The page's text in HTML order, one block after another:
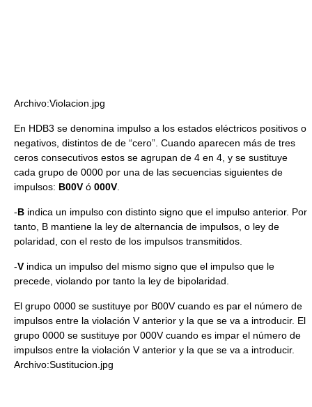
Archivo:Violacion.jpg
En HDB3 se denomina impulso a los estados eléctricos positivos o
negativos, distintos de de “cero”. Cuando aparecen más de tres
ceros consecutivos estos se agrupan de 4 en 4, y se sustituye
cada grupo de 0000 por una de las secuencias siguientes de
impulsos: B00V ó 000V
-B indica un impulso con distinto signo que el impulso anterior. Por
tanto, B mantiene la ley de alternancia de impulsos, o ley de
polaridad, con el resto de los impulsos transmitidos.
-V indica un impulso del mismo signo que el impulso que le
precede, violando por tanto la ley de bipolaridad.
El grupo 0000 se sustituye por B00V cuando es par el número de
impulsos entre la violación V anterior y la que se va a introducir. El
grupo 0000 se sustituye por 000V cuando es impar el número de
impulsos entre la violación V anterior y la que se va a introducir.
Archivo:Sustitucion.jpg